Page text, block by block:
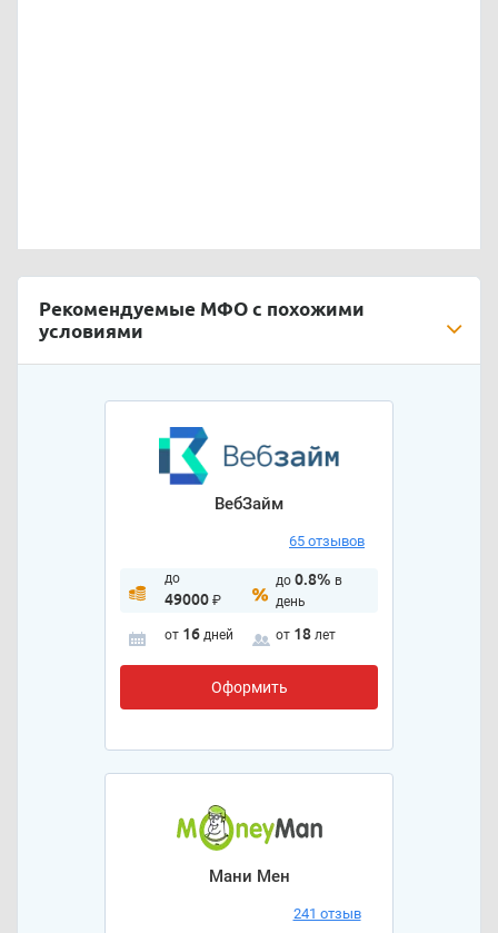
Рекомендуемые МФО с похожими
условиями
ВебЗайм
65 отзывов
до
49000₽
до 0.8% в
день
от 16 дней от 18 лет
Оформить
Мани Мен
241 отзыв